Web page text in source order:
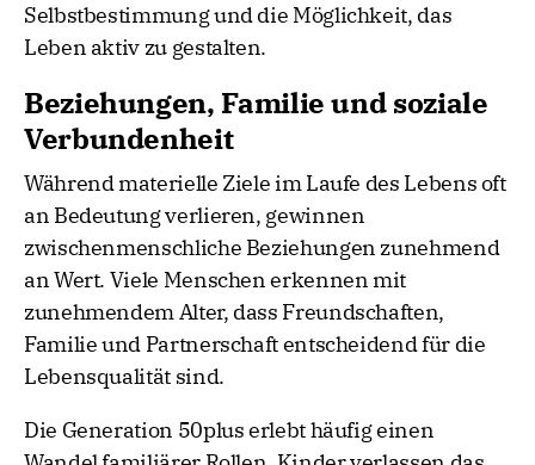
Selbstbestimmung und die Möglichkeit, das
Leben aktiv zu gestalten.
Beziehungen, Familie und soziale
Verbundenheit
Während materielle Ziele im Laufe des Lebens oft
an Bedeutung verlieren, gewinnen
zwischenmenschliche Beziehungen zunehmend
an Wert. Viele Menschen erkennen mit
zunehmendem Alter, dass Freundschaften,
Familie und Partnerschaft entscheidend für die
Lebensqualität sind.
Die Generation 50plus erlebt häufig einen